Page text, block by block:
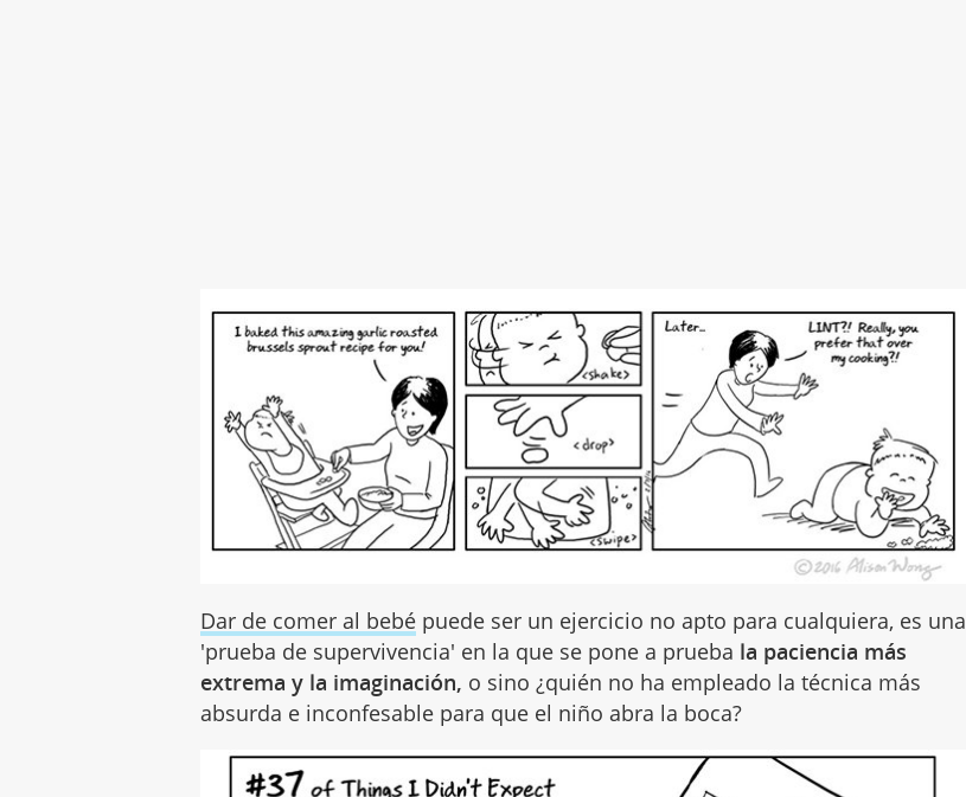
Dar de comer al bebé puede ser un ejercicio no apto para cualquiera, es una
'prueba de supervivencia' en la que se pone a prueba la paciencia más
extrema y la imaginación, o sino ¿quién no ha empleado la técnica más
absurda e inconfesable para que el niño abra la boca?